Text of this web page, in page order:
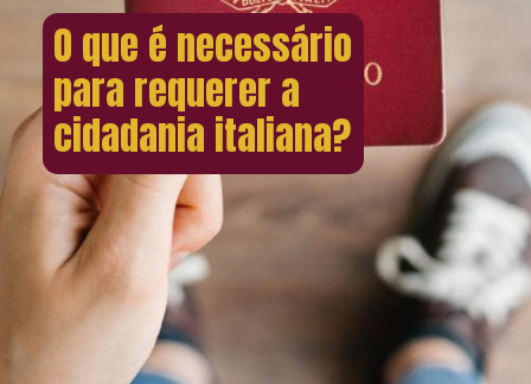
O que é necessário
para requerer a
cidadania italiana?